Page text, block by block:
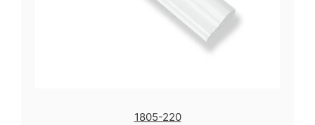
1805-220